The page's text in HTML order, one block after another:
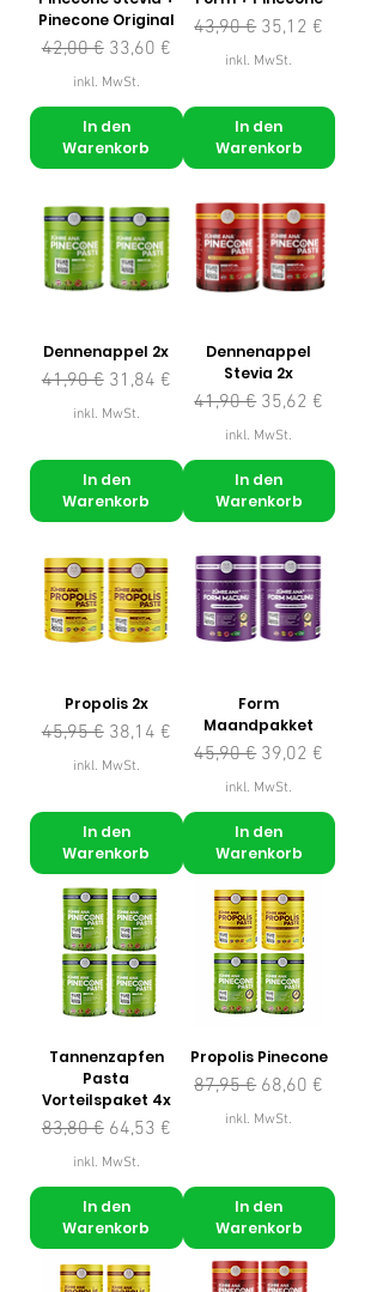
Pinecone Original
Standardpreis
42,00 € Sale-Preis
33,60 €
inkl. MwSt.
In den
Warenkorb
Standardpreis
43,90 € Sale-Preis
35,12 €
inkl. MwSt.
In den
Warenkorb
Dennenappel 2x
Standardpreis
41,90 € Sale-Preis
31,84 €
inkl. MwSt.
In den
Warenkorb
Dennenappel
Stevia 2x
Standardpreis
41,90 € Sale-Preis
35,62 €
inkl. MwSt.
In den
Warenkorb
Propolis 2x
Standardpreis
45,95 € Sale-Preis
38,14 €
inkl. MwSt.
In den
Warenkorb
Form
Maandpakket
Standardpreis
45,90 € Sale-Preis
39,02 €
inkl. MwSt.
In den
Warenkorb
Tannenzapfen
Pasta
Vorteilspaket 4x
Standardpreis
83,80 € Sale-Preis
64,53 €
inkl. MwSt.
In den
Warenkorb
Propolis Pinecone
Standardpreis
87,95 € Sale-Preis
68,60 €
inkl. MwSt.
In den
Warenkorb